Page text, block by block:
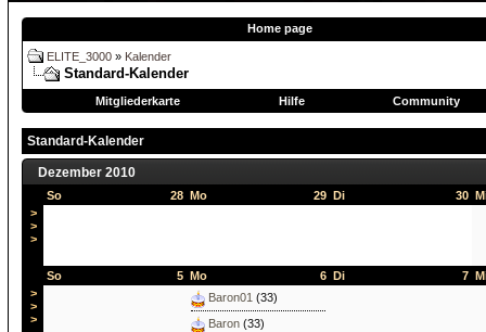
Home page
ELITE_3000 » Kalender
Standard-Kalender
Mitgliederkarte Hilfe Community
Standard-Kalender
Dezember 2010
>
>
>
28
So 29
Mo 30
Di
>
>
>
5
So 6
Mo
Baron01 (33)
Baron (33)
7
Di